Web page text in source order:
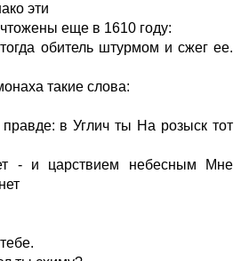
эти
еще в 1610 году:
обитель штурмом и сжег ее.
такие слова:
в Углич ты Hа розыск тот
- и царствием небесным Мне